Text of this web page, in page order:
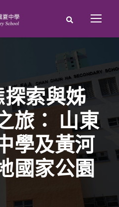
索與姊
旅： 山東
學及黃河
國家公園